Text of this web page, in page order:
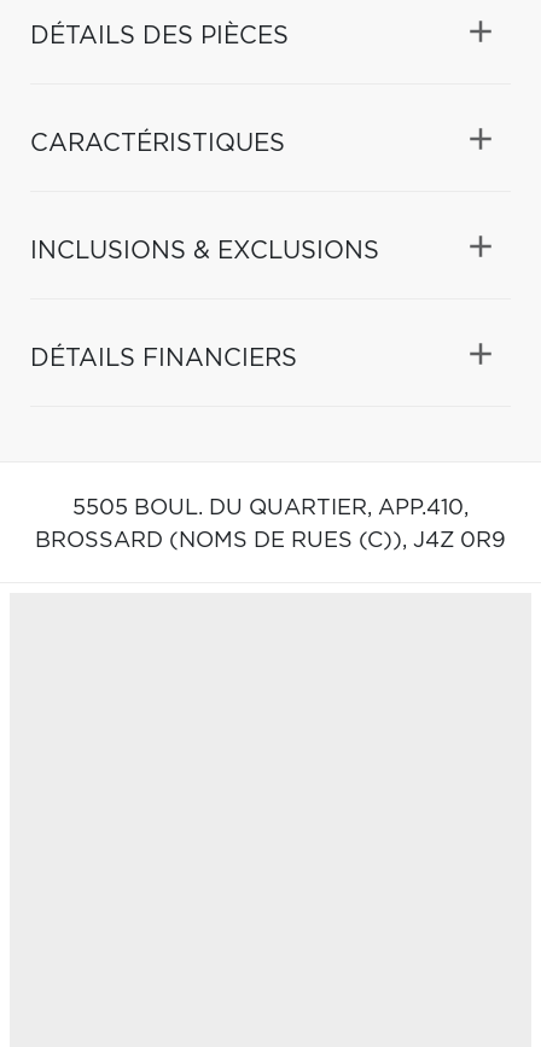
DÉTAILS DES PIÈCES
CARACTÉRISTIQUES
INCLUSIONS & EXCLUSIONS
DÉTAILS FINANCIERS
5505 BOUL. DU QUARTIER, APP.410,
BROSSARD (NOMS DE RUES (C)), J4Z 0R9